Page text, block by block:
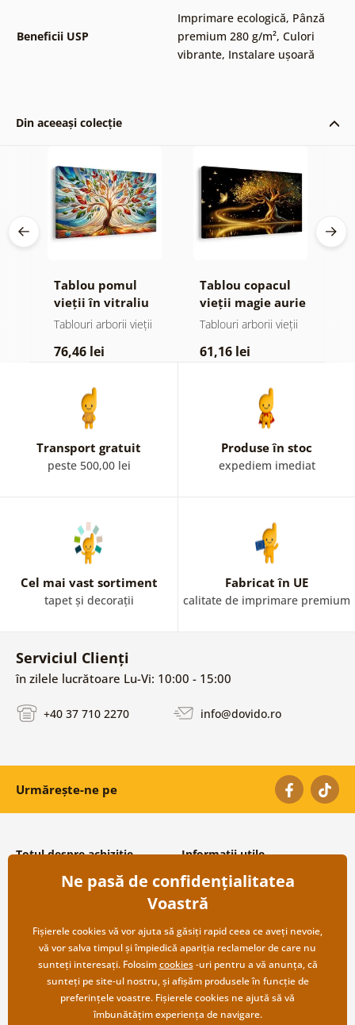
Beneficii USP
Imprimare ecologică, Pânză
premium 280 g/m², Culori
vibrante, Instalare ușoară
Din aceeași colecție
Tablou pomul
vieții în vitraliu
colorat
Tablouri arborii vieții
76,46 lei
Tablou copacul
vieții magie aurie
Tablouri arborii vieții
61,16 lei
Transport gratuit
peste 500,00 lei
Produse în stoc
expediem imediat
Cel mai vast sortiment
tapet și decorații
Fabricat în UE
calitate de imprimare premium
Serviciul Clienți
în zilele lucrătoare Lu-Vi: 10:00 - 15:00
+40 37 710 2270 info@dovido.ro
Urmărește-ne pe
Totul despre achiziție
Condiții și termeni generali
Protecția datelor personale
Transport și modalități de plată
Returnare
Informații utile
Despre noi
Întrebări frecvente
Contacte
Cooperare angro
Ne pasă de confidențialitatea
Voastră
Fișierele cookies vă vor ajuta să găsiți rapid ceea ce aveți nevoie,
vă vor salva timpul și împiedică apariția reclamelor de care nu
sunteți interesați. Folosimcookies-uri pentru a vă anunța, că
sunteți pe site-ul nostru, și afișăm produsele în funcție de
preferințele voastre. Fișierele cookies ne ajută să vă
îmbunătățim experiența de navigare.